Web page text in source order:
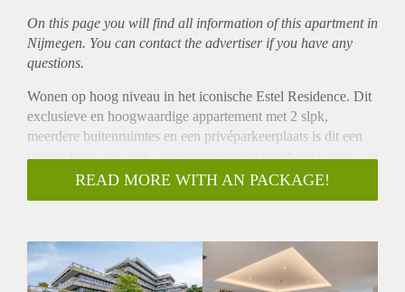
On this page you will find all information of this apartmentin
Nijmegen. You can contact the advertiser if you have any
questions.
Wonen op hoog niveau in het iconische Estel Residence. Dit
exclusieve en hoogwaardige appartement met 2 slpk,
meerdere buitenruimtes en een privéparkeerplaats is dit een
unieke kans voor wie comfortabel en exclusief wil wonen, op
korte afstand van het bruisende stadscentrum en een
fenomenaal uitzicht over de Waal, de stad en het omliggende
bijzondere staal-, glas- en betonarchitectuur, is
getransformeerd tot een stijlvol en modern wooncomplex. De
READ MORE WITH AN PACKAGE!